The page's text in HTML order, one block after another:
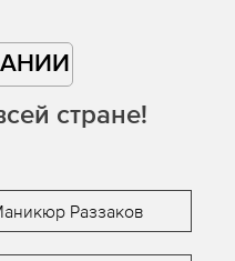
стране!
Раззаков